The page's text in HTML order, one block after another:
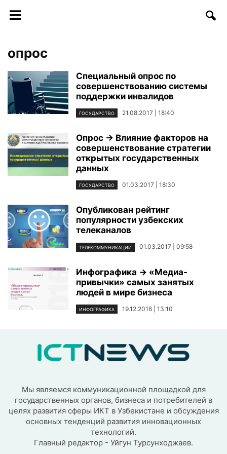
опрос
Специальный опрос по
совершенствованию системы
поддержки инвалидов
ГОСУДАРСТВО 21.08.2017 | 18:40
Опрос → Влияние факторов на
совершенствование стратегии
открытых государственных
данных
ГОСУДАРСТВО 01.03.2017 | 18:30
Опубликован рейтинг
популярности узбекских
телеканалов
ТЕЛЕКОММУНИКАЦИИ 01.03.2017 | 09:58
Инфографика → «Медиа-
привычки» самых занятых
людей в мире бизнеса
ИНФОГРАФИКА 19.12.2016 | 13:10
Мы являемся коммуникационной площадкой для
государственных органов, бизнеса и потребителей в
целях развития сферы ИКТ в Узбекистане и обсуждения
основных тенденций развития инновационных
технологий.
Главный редактор - Уйгун Турсунходжаев.